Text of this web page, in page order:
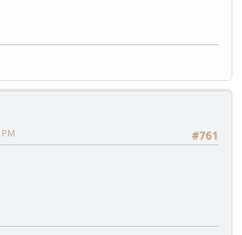
#761